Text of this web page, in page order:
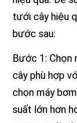
tưới cây hiệu
bước sau:
Bước 1:
cây phù hợp
chọn máy
suất lớn hơn